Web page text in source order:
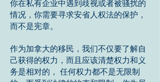
你在私有企业中遇到歧视或者被骚扰的
情况，你需要寻求安省人权法的保护，
而不是宪章。
作为加拿大的移民，我们不仅要了解自
己获得的权力，而且应该清楚权力和义
务是相对的， 任何权力都不是无限制